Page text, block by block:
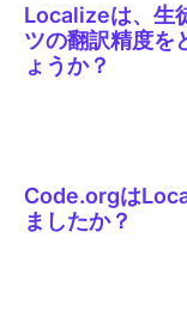
Localizeは、生
ツの翻訳精度を
ょうか？
グラミング用語も容
る29言語すべてにお
Code.orgは
ましたか？